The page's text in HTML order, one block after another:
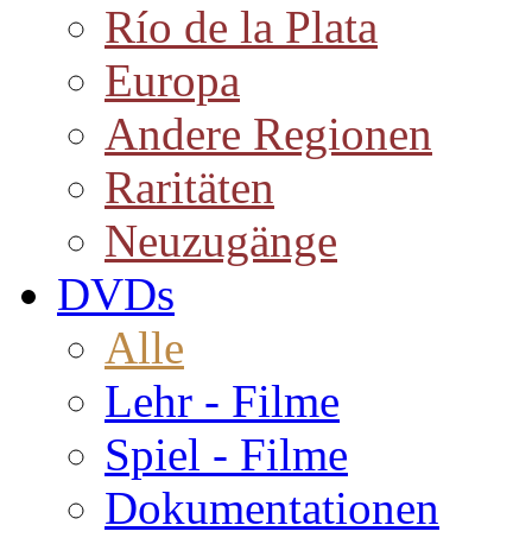
Río de la Plata
Europa
Andere Regionen
Raritäten
Neuzugänge
DVDs
Alle
Lehr - Filme
Spiel - Filme
Dokumentationen